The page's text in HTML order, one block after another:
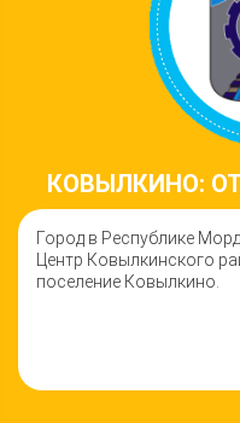
КОВЫЛКИНО:
Город в Республике
Центр Ковылкинского
поселение Ковылкино.